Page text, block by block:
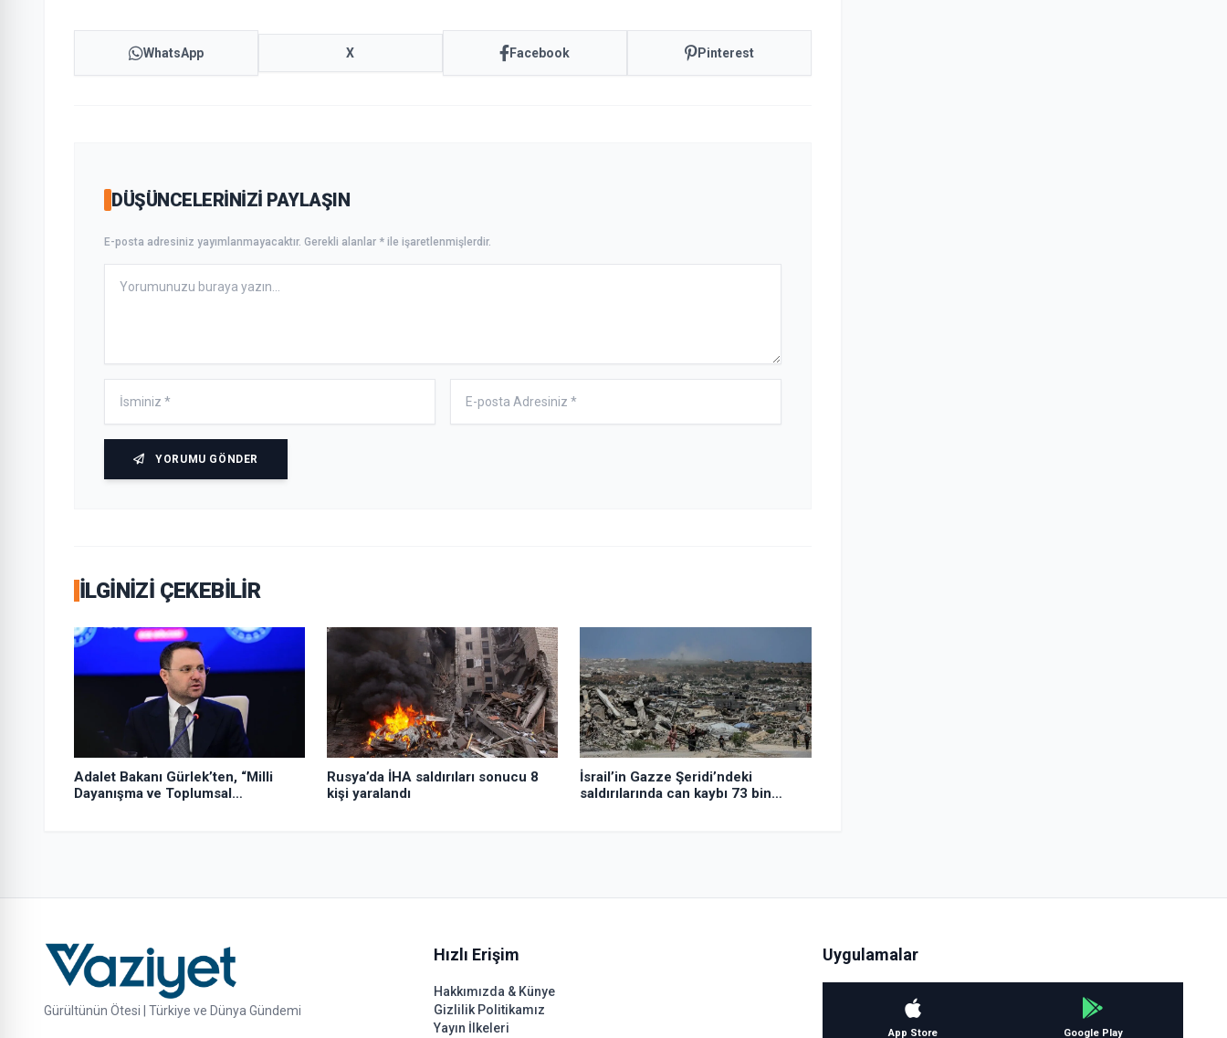
WhatsApp X Facebook Pinterest
DÜŞÜNCELERINIZI PAYLAŞIN
E-posta adresiniz yayımlanmayacaktır. Gerekli alanlar * ile işaretlenmişlerdir.
YORUMU GÖNDER
İLGINIZI ÇEKEBILIR
Adalet Bakanı Gürlek’ten, “Milli
Dayanışma ve Toplumsal
Rusya’da İHA saldırıları sonucu 8
kişi yaralandı
İsrail’in Gazze Şeridi’ndeki
saldırılarında can kaybı 73 bin
Gürültünün Ötesi | Türkiye ve Dünya Gündemi
Hızlı Erişim
Hakkımızda & Künye
Gizlilik Politikamız
Yayın İlkeleri
Uygulamalar
App Store Google Play